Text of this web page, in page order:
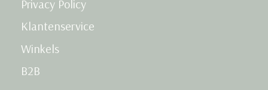
Privacy Policy
Klantenservice
Winkels
B2B